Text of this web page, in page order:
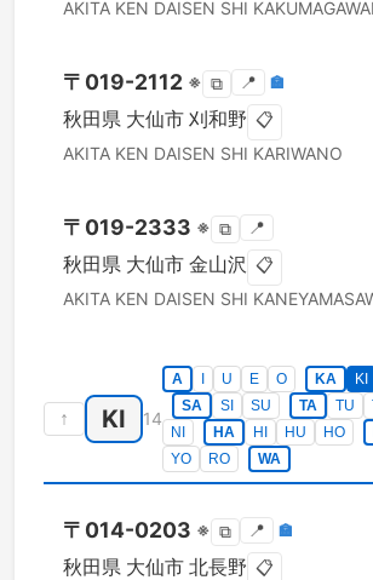
AKITA KEN DAISEN SHI
〒 019-2112 ※ ⧉ 📍 🏣
秋田県 大仙市 刈和野 📋
AKITA KEN DAISEN SHI KARIWANO
〒 019-2333 ※ ⧉ 📍
秋田県 大仙市 金山沢 📋
AKITA KEN DAISEN SHI
↑ KI 14
A U E O KA KI
SA
SI SU TA TU
NI
HA HI HU HO
YO
RO WA
〒 014-0203 ※ ⧉ 📍 🏣
秋田県 大仙市 北長野 📋